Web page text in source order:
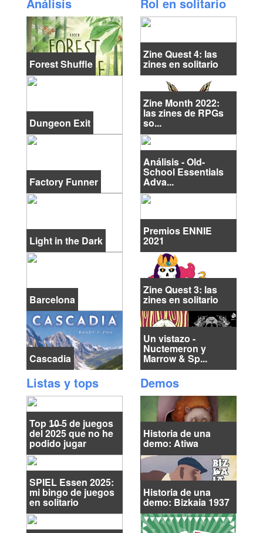
Forest Shuffle
Dungeon Exit
Factory Funner
Light in the Dark
Barcelona
Cascadia
Zine Quest 4: las
zines en solitario
Zine Month 2022:
las zines de RPGs
so...
Análisis - Old-
School Essentials
Adva...
Premios ENNIE
2021
Zine Quest 3: las
zines en solitario
Un vistazo -
Nuctemeron y
Marrow & Sp...
Listas y tops
Top 1̶0̶ 5 de juegos
del 2025 que no he
podido jugar
SPIEL Essen 2025:
mi bingo de juegos
en solitario
Demos
Historia de una
demo: Atiwa
Historia de una
demo: Bizkaia 1937